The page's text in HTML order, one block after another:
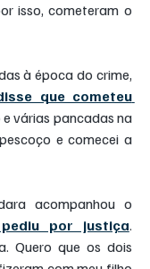
isso, cometeram o
que cometeu
e várias pancadas na
e comecei a
acompanhou o
por justiça.
Quero que os dois